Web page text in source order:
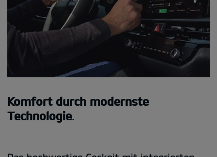
Komfort durch modernste
Technologie.